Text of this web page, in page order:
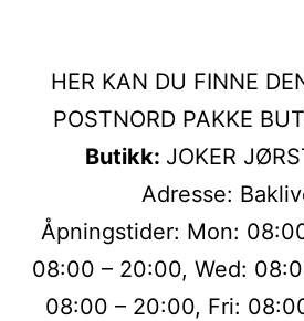
HER KAN DU FINNE
POSTNORD PAKKE
Butikk: JOKER
Adresse:
Åpningstider: Mon:
08:00 – 20:00, Wed:
08:00 – 20:00, Fri: